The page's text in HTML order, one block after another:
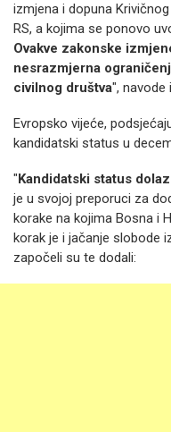
izmjena i dopuna
RS, a kojima se ponovo
Ovakve zakonske
nesrazmjerna
civilnog društva", navode
Evropsko vijeće,
kandidatski status u
"Kandidatski status
je u svojoj preporuci za
korake na kojima Bosna i
korak je i jačanje slobode
započeli su te dodali: